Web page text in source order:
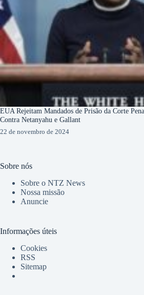
EUA Rejeitam Mandados de Prisão da Corte
Contra Netanyahu e Gallant
22 de novembro de 2024
Sobre nós
Sobre o NTZ News
Nossa missão
Anuncie
Informações úteis
Cookies
RSS
Sitemap